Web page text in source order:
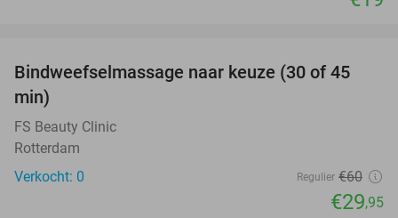
50%
TODAY
Bindweefselmassage naar keuze (30 of 45
min)
FS Beauty Clinic
Rotterdam
Verkocht: 0
Regulier €60
€29,95